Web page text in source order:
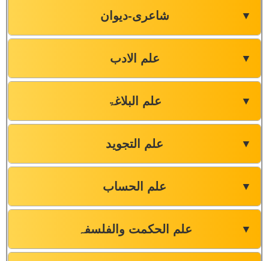
شاعری-دیوان ▼
علم الادب ▼
علم البلاغۃ ▼
علم التجوید ▼
علم الحساب ▼
علم الحکمت والفلسفہ ▼